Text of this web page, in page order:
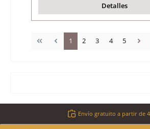
Detalles
Página
1 Página
2 Página
3 Página
4 Página
5
Envío gratuito a partir de